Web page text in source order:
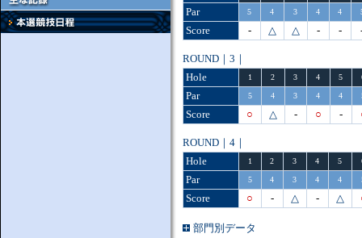
Par 5 4 3 4 4
Score - △ △ - -
ROUND｜3｜
Hole
1 2 3 4 5
Par 5 4 3 4 4
Score ○ △ - ○ -
ROUND｜4｜
Hole
1 2 3 4 5
Par 5 4 3 4 4
Score ○ - △ - △
部門別データ